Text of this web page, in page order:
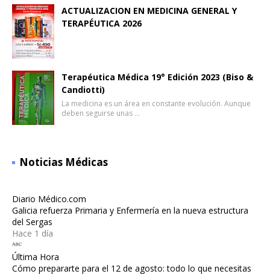
ACTUALIZACION EN MEDICINA GENERAL Y
TERAPÉUTICA 2026
Terapéutica Médica 19° Edición 2023 (Biso &
Candiotti)
La medicina es un área en constante evolución. Aunque
deben seguirse unas …
Noticias Médicas
Diario Médico.com
Galicia refuerza Primaria y Enfermería en la nueva estructura
del Sergas
Hace 1 día
Última Hora
Cómo prepararte para el 12 de agosto: todo lo que necesitas